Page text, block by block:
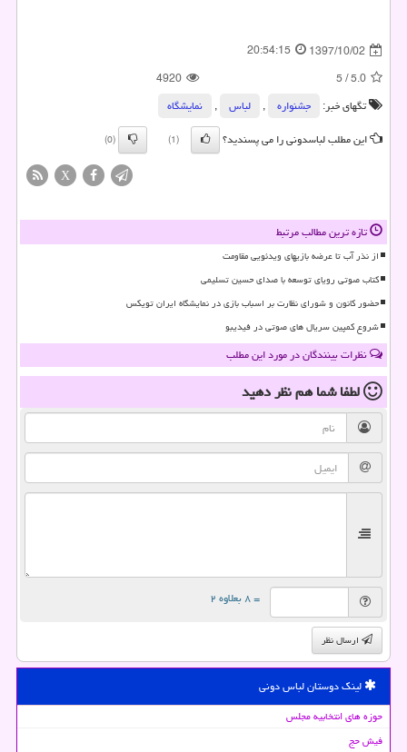
1397/10/02
20:54:15
5.0
/
5
4920
تگهای خبر:
جشنواره , لباس ,
نمایشگاه
این مطلب لباسدونی را می پسندید؟
(1)
(0)
X
تازه ترین مطالب مرتبط
از نذر آب تا عرضه بازیهای ویدئویی مقاومت
کتاب صوتی رویای توسعه با صدای حسین تسلیمی
حضور کانون و شورای نظارت بر اسباب بازی در نمایشگاه ایران تویکس
شروع کمپین سریال های صوتی در فیدیبو
نظرات بینندگان در مورد این مطلب
لطفا شما همنظر دهید
= ۸ بعلاوه ۲
ارسال نظر
لینک دوستان لباس دونی
حوزه های انتخابیه مجلس
فیش حج